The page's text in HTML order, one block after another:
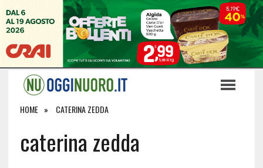
HOME CATERINA ZEDDA
caterina zedda